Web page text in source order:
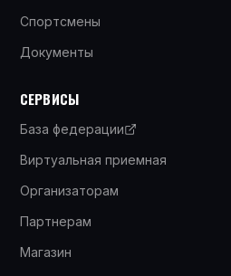
Спортсмены
Документы
СЕРВИСЫ
База федерации
Виртуальная приемная
Организаторам
Партнерам
Магазин